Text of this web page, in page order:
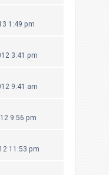
1:49 pm
3:41 pm
9:41 am
9:56 pm
11:53 pm